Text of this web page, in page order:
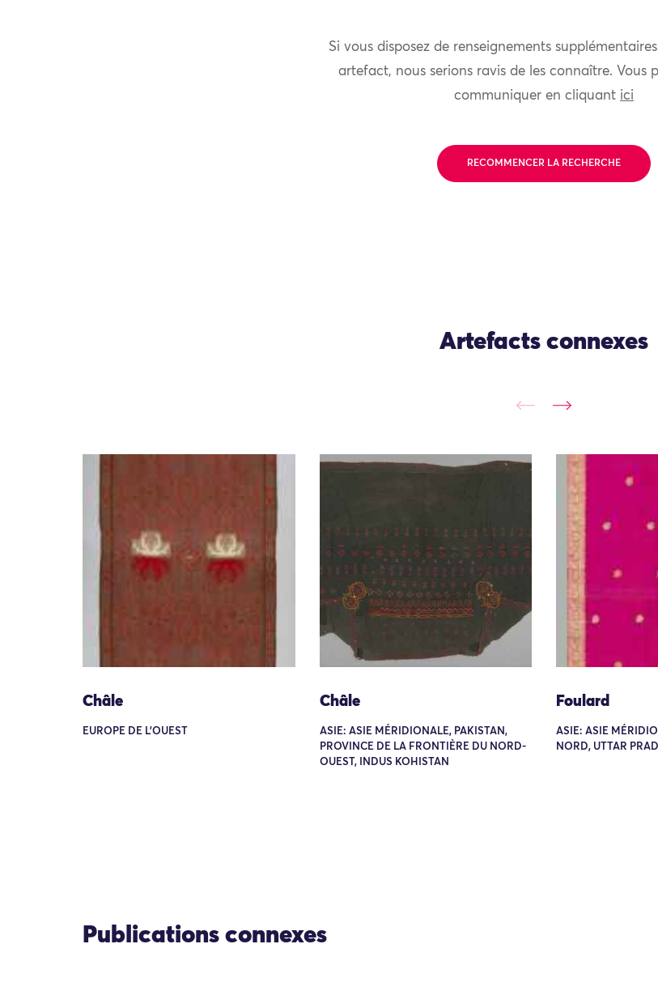
Si vous disposez de renseignements
artefact, nous serions ravis de les connaître. Vous
communiquer en cliquant ici
RECOMMENCER LA RECHERCHE
Artefacts connexes
Châle
EUROPE DE L'OUEST
Châle
ASIE: ASIE MÉRIDIONALE, PAKISTAN,
PROVINCE DE LA FRONTIÈRE DU NORD-
OUEST, INDUS KOHISTAN
Foulard
ASIE: ASIE
NORD, UTTAR
Publications connexes